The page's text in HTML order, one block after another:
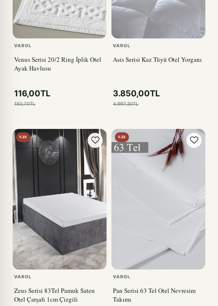
VAROL
Venus Serisi 20/2 Ring İplik Otel
Ayak Havlusu
116,00TL
150,70TL
VAROL
Asis Serisi Kaz Tüyü Otel Yorganı
3.850,00TL
4.997,30TL
%23
VAROL
Zeus Serisi 83Tel Pamuk Saten
Otel Çarşafı 1cm Çizgili
%23
VAROL
Pan Serisi 63 Tel Otel Nevresim
Takımı